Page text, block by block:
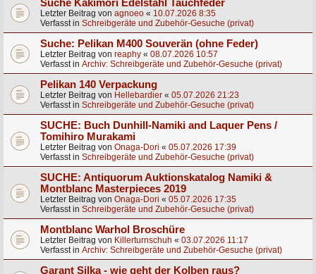
Suche Kakimori Edelstahl Tauchfeder
Letzter Beitrag von agnoeo « 10.07.2026 8:35
Verfasst in Schreibgeräte und Zubehör-Gesuche (privat)
Suche: Pelikan M400 Souverän (ohne Feder)
Letzter Beitrag von reaphy « 08.07.2026 10:57
Verfasst in Archiv: Schreibgeräte und Zubehör-Gesuche (privat)
Pelikan 140 Verpackung
Letzter Beitrag von Hellebardier « 05.07.2026 21:23
Verfasst in Schreibgeräte und Zubehör-Gesuche (privat)
SUCHE: Buch Dunhill-Namiki and Laquer Pens /
Tomihiro Murakami
Letzter Beitrag von Onaga-Dori « 05.07.2026 17:39
Verfasst in Schreibgeräte und Zubehör-Gesuche (privat)
SUCHE: Antiquorum Auktionskatalog Namiki &
Montblanc Masterpieces 2019
Letzter Beitrag von Onaga-Dori « 05.07.2026 17:35
Verfasst in Schreibgeräte und Zubehör-Gesuche (privat)
Montblanc Warhol Broschüre
Letzter Beitrag von Killerturnschuh « 03.07.2026 11:17
Verfasst in Archiv: Schreibgeräte und Zubehör-Gesuche (privat)
Garant Silka - wie geht der Kolben raus?